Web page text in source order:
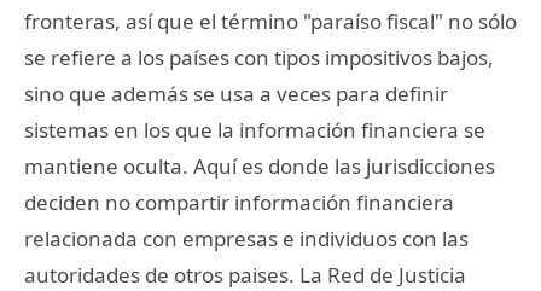
fronteras, así que el término "paraíso fiscal" no sólo
se refiere a los países con tipos impositivos bajos,
sino que además se usa a veces para definir
sistemas en los que la información financiera se
mantiene oculta. Aquí es donde las jurisdicciones
deciden no compartir información financiera
relacionada con empresas e individuos con las
autoridades de otros paises. La Red de Justicia